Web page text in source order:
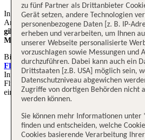
In diesem Flugplan finden Sie die geplanten
Ankunfts- und Abflugzeiten Ihres TUI fly
gilt für alle TUI fly Flüge (X3) und
Minuten.
Bitte beachten Sie auch die Hinweise unter
Flugverspätungen" . Dort werden ggf.
Informationen zum Flug aufgeführt. Bitte
Flugverspätungen zu den generellen Check-
ein.
zu fünf Partner als Drittanbieter
Gerät setzen, andere Technologien
personenbezogene Daten [z. B. IP-
erheben und verarbeiten, um Ihnen
unserer Webseite personalisierte
vorzuschlagen sowie Messungen und
durchzuführen. Dabei kann auch ein
Drittstaaten [z.B. USA] möglich sein,
Datenschutzniveau abgewichen
Zugriffe von dortigen Behörden nicht
werden können.
Sie können mehr Informationen unter
finden und entscheiden, welche
Cookies basierende Verarbeitung